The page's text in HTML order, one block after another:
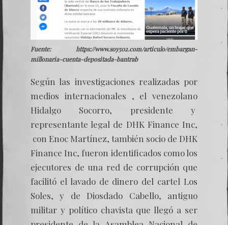
Fuente: https://www.soy502.com/articulo/embargan-
millonaria-cuenta-depositada-bantrab
Según las investigaciones realizadas por
medios internacionales , el venezolano
Hidalgo Socorro, presidente y
representante legal de DHK Finance Inc,
con Enoc Martínez, también socio de DHK
Finance Inc, fueron identificados como los
ejecutores de una red de corrupción que
facilitó el lavado de dinero del cartel Los
Soles, y de Diosdado Cabello, antiguo
militar y político chavista que llegó a ser